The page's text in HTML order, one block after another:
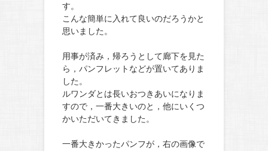
す。
こんな簡単に入れて良いのだろうかと
思いました。
用事が済み，帰ろうとして廊下を見た
ら，パンフレットなどが置いてありま
した。
ルワンダとは長いおつきあいになりま
すので，一番大きいのと，他にいくつ
かいただいてきました。
一番大きかったパンフが，右の画像で